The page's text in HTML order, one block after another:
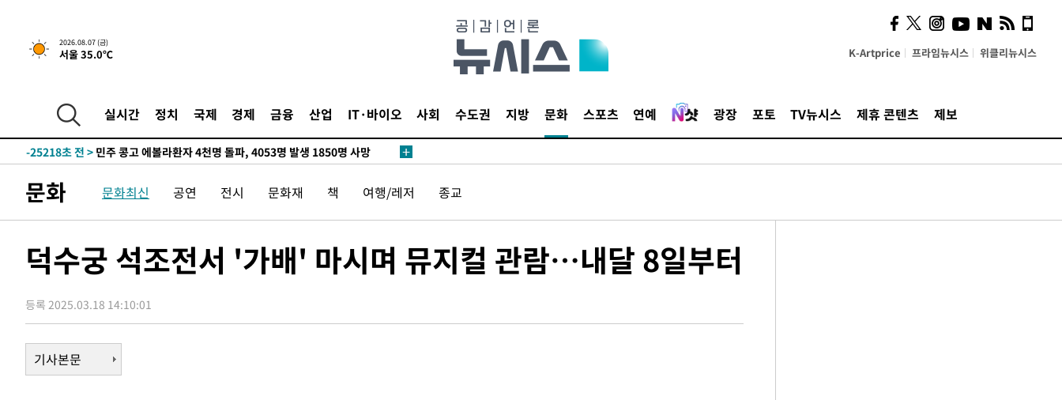
2026.08.07 (금)
서울 35.0℃ K-Artprice 프라임뉴시스 위클리뉴시스
실시간 정치 국제 경제 금융 산업 IT·바이오 사회 수도권 지방 문화 스포츠 연예 광장 포토 TV뉴시스 제휴 콘텐츠 제보
-7554초 전 >[속보] 뉴욕증시, 일제 하락 마감…나스닥 0.06%↓
-31592초 전 >[속보] 7월 중국 수출 23.9%↑ 수입 27.5%↑…무역총액
-28618초 전 >
[속보]종합특검, '관저이전 봐주기 감사' 유병호 구속기소
-25218초 전 >
-24468초 전 > [속보]'300억원대 사기 혐의' 차가원 대표 구속 송치
-22175초 전 >
[속보]경찰·노동부, HL만도 평택사업장 끼임 사망 관련 압수수색
-22056초 전 >[속보]합수본, '투표율 허위 입력' 중앙·서울·경기도 선관위 등 9곳
-21607초 전 >[속보]삼성전자·SK하이닉스 동반 강보합…1%대 상승 출발
-21561초 전 >[속보]코스피, 6300선 재탈환…1.09% 오른 6365.07 개장
-18726초 전 >시리아 다마스쿠스 교외에서 미니버스 폭발.. 14명 부상, 3명은 중
태-18024초 전 >
-12988초 전 >이란, 호르무즈서 "적국 목표물들"과 대치로 남부 케슘섬에서 두차
문화 문화최신 공연 전시 문화재 책 여행/레저 종교
덕수궁 석조전서 '가배' 마시며 뮤지컬 관람…내달 8일부터
등록 2025.03.18 14:10:01
기사본문